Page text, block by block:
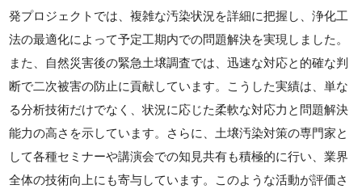
発プロジェクトでは、複雑な汚染状況を詳細に把握し、浄化工
法の最適化によって予定工期内での問題解決を実現しました。
また、自然災害後の緊急土壌調査では、迅速な対応と的確な判
断で二次被害の防止に貢献しています。こうした実績は、単な
る分析技術だけでなく、状況に応じた柔軟な対応力と問題解決
能力の高さを示しています。さらに、土壌汚染対策の専門家と
して各種セミナーや講演会での知見共有も積極的に行い、業界
全体の技術向上にも寄与しています。このような活動が評価さ